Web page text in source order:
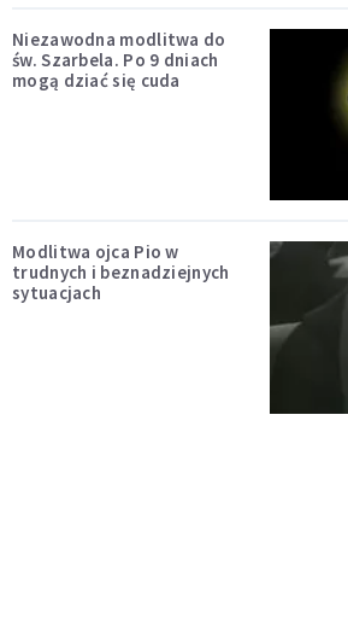
Niezawodna modlitwa do
św. Szarbela. Po 9 dniach
mogą dziać się cuda
Modlitwa ojca Pio w
trudnych i beznadziejnych
sytuacjach